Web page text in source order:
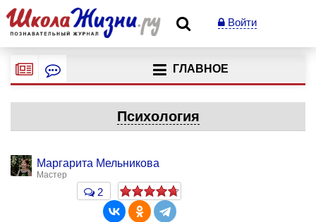
Войти
ГЛАВНОЕ
Психология
Маргарита Мельникова
Мастер
2